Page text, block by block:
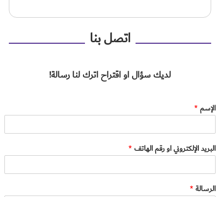
اتصل بنا
لديك سؤال او اقتراح اترك لنا رسالة!
الإسم*
البريد الإلكتروني او رقم الهاتف*
الرسالة*